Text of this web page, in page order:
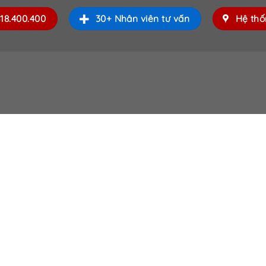
Hotline 2: 0834.715.715
Hotline 3: 0834.494.494
www.cuagosaigon.com
30+ Nhân viên tư vấn Hệ